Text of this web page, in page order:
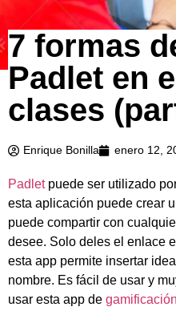
7 formas
Padlet en
clases
Enrique Bonilla enero 12,
Padletpuede ser utilizado
esta aplicación puede crear
puede compartir con
desee. Solo deles el enlace
esta app permite insertar
nombre. Es fácil de usar y
usar esta app de gamificación